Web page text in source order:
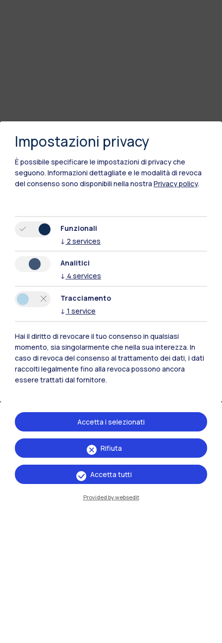
Milano Leonardo
Milano Bovisa
Cremona
Impostazioni privacy
È possibile specificare le impostazioni di privacy che
seguono. Informazioni dettagliate e le modalità di revoca
del consenso sono disponibili nella nostra Privacy policy.
Funzionali
↓ 2 services
Analitici
↓ 4 services
Tracciamento
↓ 1 service
Hai il diritto di revocare il tuo consenso in qualsiasi
momento, sia singolarmente che nella sua interezza. In
caso di revoca del consenso al trattamento dei dati, i dati
raccolti legalmente fino alla revoca possono ancora
essere trattati dal fornitore.
Rifiuta
Accetta i selezionati
Accetta tutti
Provided by websedit